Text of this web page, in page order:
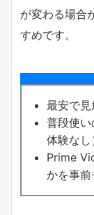
が変わる場合
すめです。
最安で
普段使
体験なし
Prime
かを事前